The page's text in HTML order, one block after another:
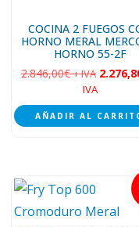
COCINA 2 FUEGOS
HORNO MERAL
HORNO 55-2F
2.846,00€ + IVA
IVA
AÑADIR AL